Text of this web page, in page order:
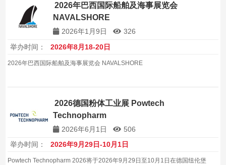
2026年巴西国际船舶及海事展览会
NAVALSHORE
2026年1月9日
326
举办时间：
2026年8月18-20日
2026年巴西国际船舶及海事展览会 NAVALSHORE
2026德国粉体工业展 Powtech
Technopharm
2026年6月1日
506
举办时间：
2026年9月29日-10月1日
Powtech Technopharm 2026将于2026年9月29日至10月1日在德国纽伦堡